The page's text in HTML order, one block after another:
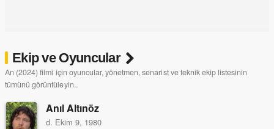
Ekip ve Oyuncular
An (2024) filmi için oyuncular, yönetmen, senarist ve teknik ekip listesinin
tümünü görüntüleyin..
Anıl Altınöz
d. Ekim 9, 1980